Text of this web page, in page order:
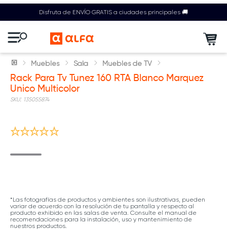
Disfruta de ENVÍO GRATIS a ciudades principales 🚚
Muebles Sala Muebles de TV
Rack Para Tv Tunez 160 RTA Blanco Marquez
Unico Multicolor
: 135055874
*Las fotografías de productos y ambientes son ilustrativas, pueden
variar de acuerdo con la resolución de tu pantalla y respecto al
producto exhibido en las salas de venta. Consulte el manual de
recomendaciones para la instalación, uso y mantenimiento de
nuestros productos.